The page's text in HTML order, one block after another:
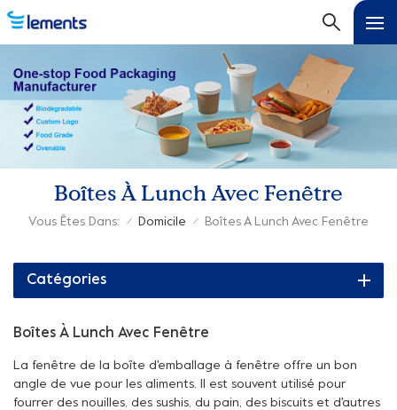
Boîtes À Lunch Avec Fenêtre
Vous Êtes Dans: / Domicile / Boîtes À Lunch Avec Fenêtre
Catégories
Boîtes À Lunch Avec Fenêtre
La fenêtre de la boîte d'emballage à fenêtre offre un bon
angle de vue pour les aliments. Il est souvent utilisé pour
fourrer des nouilles, des sushis, du pain, des biscuits et d'autres